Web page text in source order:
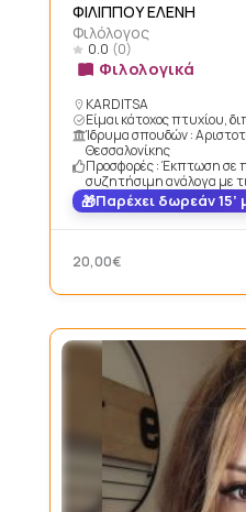
ΦΙΛΙΠΠΟΥ ΕΛΕΝΗ
Φιλόλογος
0.0 (0)
Φιλολογικά
KARDITSA
Είμαι κάτοχος πτυχίου,
Ίδρυμα σπουδών :
Θεσσαλονίκης
Προσφορές : Έκπτωση σε
συζητήσιμη ανάλογα με
Παρέχει δωρεάν
20,00€